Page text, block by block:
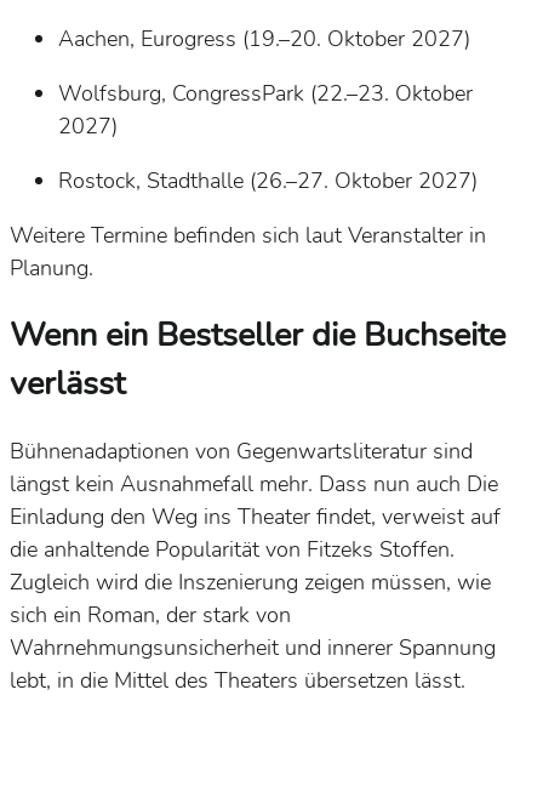
Aachen, Eurogress (19.–20. Oktober 2027)
Wolfsburg, CongressPark (22.–23. Oktober
2027)
Rostock, Stadthalle (26.–27. Oktober 2027)
Weitere Termine befinden sich laut Veranstalter in
Planung.
Wenn ein Bestseller die Buchseite
verlässt
Bühnenadaptionen von Gegenwartsliteratur sind
längst kein Ausnahmefall mehr. Dass nun auch Die
Einladung den Weg ins Theater findet, verweist auf
die anhaltende Popularität von Fitzeks Stoffen.
Zugleich wird die Inszenierung zeigen müssen, wie
sich ein Roman, der stark von
Wahrnehmungsunsicherheit und innerer Spannung
lebt, in die Mittel des Theaters übersetzen lässt.